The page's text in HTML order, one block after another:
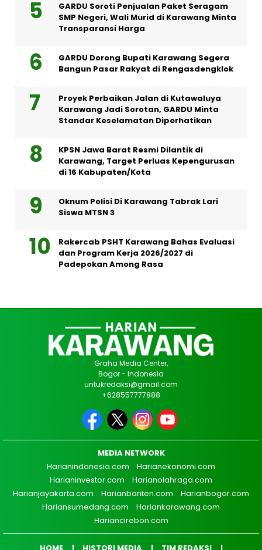
GARDU Soroti Penjualan Paket Seragam
SMP Negeri, Wali Murid di Karawang Minta
Transparansi Harga
GARDU Dorong Bupati Karawang Segera
Bangun Pasar Rakyat di Rengasdengklok
Proyek Perbaikan Jalan di Kutawaluya
Karawang Jadi Sorotan, GARDU Minta
Standar Keselamatan Diperhatikan
KPSN Jawa Barat Resmi Dilantik di
Karawang, Target Perluas Kepengurusan
di 16 Kabupaten/Kota
Oknum Polisi Di Karawang Tabrak Lari
Siswa MTSN 3
Rakercab PSHT Karawang Bahas Evaluasi
dan Program Kerja 2026/2027 di
Padepokan Among Rasa
Graha Media Center,
Bogor - Indonesia
untukredaksi@gmail.com
+628557777888
MEDIA NETWORK
Harianindonesia.com
Harianekonomi.com
Harianinvestor.com
Harianolahraga.com
Harianjayakarta.com
Harianbanten.com
Harianbogor.com
Hariansumedang.com
Hariankarawang.com
Hariancirebon.com